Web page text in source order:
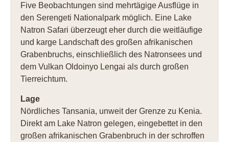
Five Beobachtungen sind mehrtägige Ausflüge in
den Serengeti Nationalpark möglich. Eine Lake
Natron Safari überzeugt eher durch die weitläufige
und karge Landschaft des großen afrikanischen
Grabenbruchs, einschließlich des Natronsees und
dem Vulkan Oldoinyo Lengai als durch großen
Tierreichtum.
Lage
Nördliches Tansania, unweit der Grenze zu Kenia.
Direkt am Lake Natron gelegen, eingebettet in den
großen afrikanischen Grabenbruch in der schroffen